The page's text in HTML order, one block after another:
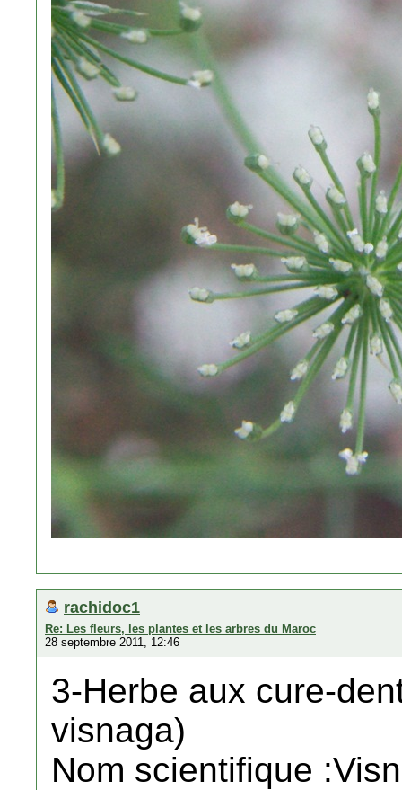
rachidoc1
Re: Les fleurs, les plantes et les arbres du Maroc
28 septembre 2011, 12:46
3-Herbe aux cure-
visnaga)
Nom scientifique